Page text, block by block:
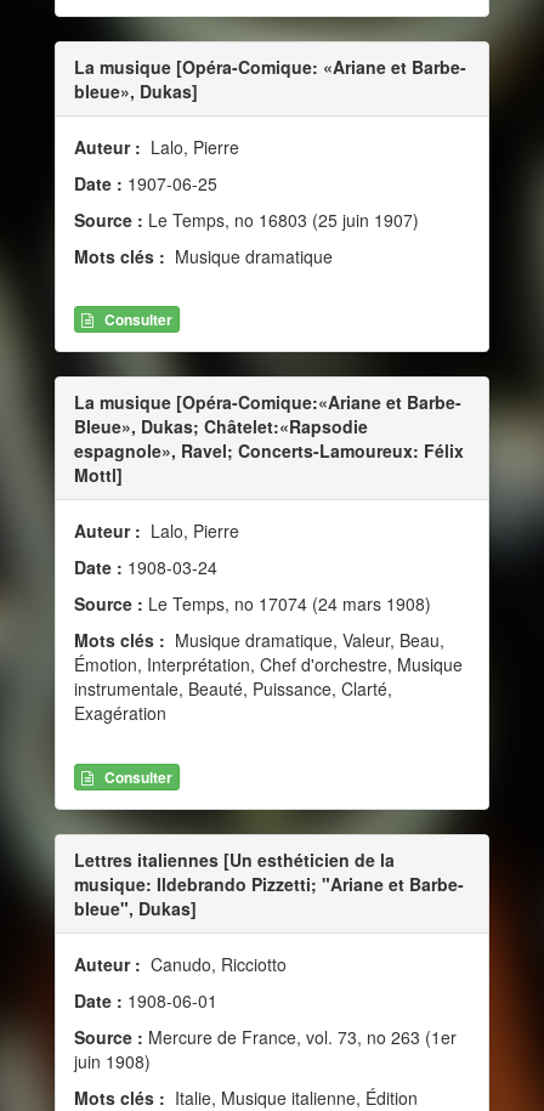
La musique [Opéra-Comique: «Ariane et Barbe-
bleue», Dukas]
Auteur : Lalo, Pierre
Date : 1907-06-25
Source : Le Temps, no 16803 (25 juin 1907)
Mots clés : Musique dramatique
Consulter
La musique [Opéra-Comique:«Ariane et Barbe-
Bleue», Dukas; Châtelet:«Rapsodie
espagnole», Ravel; Concerts-Lamoureux: Félix
Mottl]
Auteur : Lalo, Pierre
Date : 1908-03-24
Source : Le Temps, no 17074 (24 mars 1908)
Mots clés : Musique dramatique, Valeur, Beau,
Émotion, Interprétation, Chef d'orchestre, Musique
instrumentale, Beauté, Puissance, Clarté,
Exagération
Consulter
Lettres italiennes [Un esthéticien de la
musique: Ildebrando Pizzetti; "Ariane et Barbe-
bleue", Dukas]
Auteur : Canudo, Ricciotto
Date : 1908-06-01
Source : Mercure de France, vol. 73, no 263 (1er
juin 1908)
Mots clés : Italie, Musique italienne, Édition